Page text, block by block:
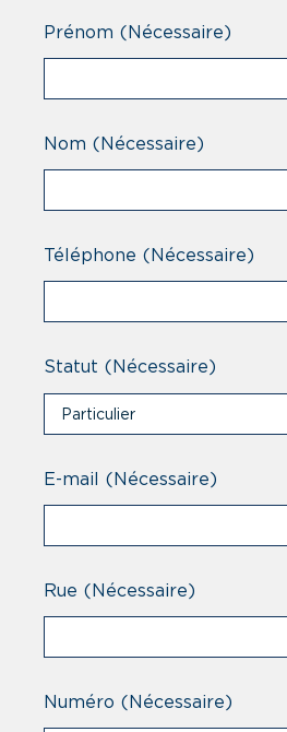
Prénom (Nécessaire)
Nom (Nécessaire)
Téléphone (Nécessaire)
Statut (Nécessaire)
Particulier
Professionnel
E-mail (Nécessaire)
Rue (Nécessaire)
Numéro (Nécessaire)